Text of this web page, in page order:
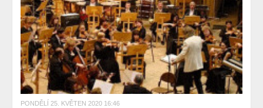
PONDĚLÍ 25. KVĚTEN 2020 16:46